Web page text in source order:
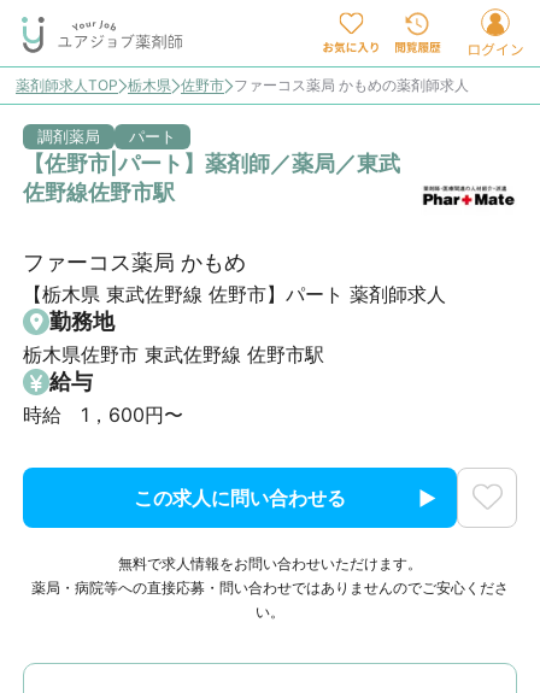
薬剤師求人TOP 栃木県 佐野市 ファーコス薬局 かもめの薬剤師求人
調剤薬局 パート
【佐野市|パート】薬剤師／薬局／東武
佐野線佐野市駅
ファーコス薬局 かもめ
【栃木県 東武佐野線 佐野市】パート 薬剤師求人
勤務地
栃木県佐野市 東武佐野線 佐野市駅
給与
時給　1，600円〜
この求人に問い合わせる
無料で求人情報をお問い合わせいただけます。
薬局・病院等への直接応募・問い合わせではありませんのでご安心くださ
い。